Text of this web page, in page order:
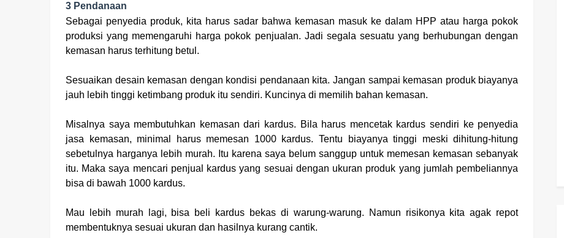
3 Pendanaan
Sebagai penyedia produk, kita harus sadar bahwa kemasan masuk ke dalam HPP atau harga pokok
produksi yang memengaruhi harga pokok penjualan. Jadi segala sesuatu yang berhubungan dengan
kemasan harus terhitung betul.
Sesuaikan desain kemasan dengan kondisi pendanaan kita. Jangan sampai kemasan produk biayanya
jauh lebih tinggi ketimbang produk itu sendiri. Kuncinya di memilih bahan kemasan.
Misalnya saya membutuhkan kemasan dari kardus. Bila harus mencetak kardus sendiri ke penyedia
jasa kemasan, minimal harus memesan 1000 kardus. Tentu biayanya tinggi meski dihitung-hitung
sebetulnya harganya lebih murah. Itu karena saya belum sanggup untuk memesan kemasan sebanyak
itu. Maka saya mencari penjual kardus yang sesuai dengan ukuran produk yang jumlah pembeliannya
bisa di bawah 1000 kardus.
Mau lebih murah lagi, bisa beli kardus bekas di warung-warung. Namun risikonya kita agak repot
membentuknya sesuai ukuran dan hasilnya kurang cantik.